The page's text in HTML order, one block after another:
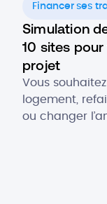
Financer ses
Simulation
10 sites
projet
Vous
logement,
ou changer